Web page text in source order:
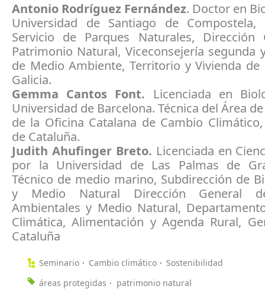
Antonio Rodríguez Fernández. Doctor en
Universidad de Santiago de
Servicio de Parques Naturales, Dirección
Patrimonio Natural, Viceconsejería segunda
de Medio Ambiente, Territorio y Vivienda de
Galicia.
Gemma Cantos Font. Licenciada en
Universidad de Barcelona. Técnica del Área
de la Oficina Catalana de Cambio
de Cataluña.
Judith Ahufinger Breto. Licenciada en
por la Universidad de Las Palmas de
Técnico de medio marino, Subdirección de
y Medio Natural Dirección General
Ambientales y Medio Natural,
Climática, Alimentación y Agenda Rural,
Cataluña
Seminario Cambio climático
Sostenibilidad
áreas protegidas
patrimonio natural